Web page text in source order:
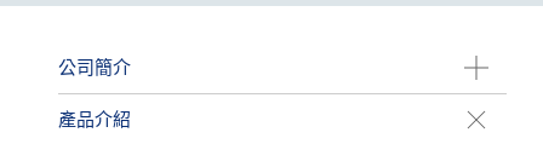
公司簡介
產品介紹